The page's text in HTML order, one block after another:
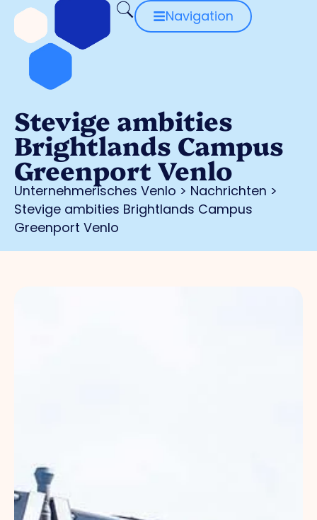
Navigation
Stevige ambities
Brightlands Campus
Greenport Venlo
Unternehmerisches Venlo > Nachrichten >
Stevige ambities Brightlands Campus
Greenport Venlo